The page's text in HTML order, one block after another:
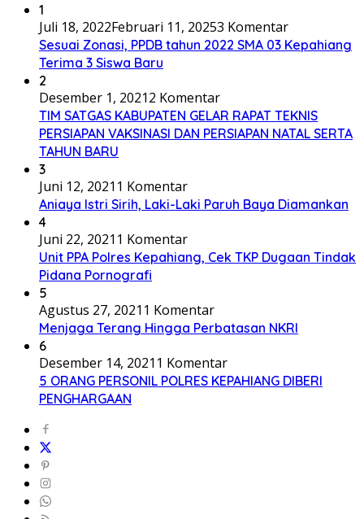
1
Juli 18, 2022Februari 11, 20253 Komentar
Sesuai Zonasi, PPDB tahun 2022 SMA 03 Kepahiang
Terima 3 Siswa Baru
2
Desember 1, 20212 Komentar
TIM SATGAS KABUPATEN GELAR RAPAT TEKNIS
PERSIAPAN VAKSINASI DAN PERSIAPAN NATAL SERTA
TAHUN BARU
3
Juni 12, 2021 1 Komentar
Aniaya Istri Sirih, Laki-Laki Paruh Baya Diamankan
4
Juni 22, 2021 1 Komentar
Unit PPA Polres Kepahiang, Cek TKP Dugaan Tindak
Pidana Pornografi
5
Agustus 27, 2021 1 Komentar
Menjaga Terang Hingga Perbatasan NKRI
6
Desember 14, 2021 1 Komentar
5 ORANG PERSONIL POLRES KEPAHIANG DIBERI
PENGHARGAAN